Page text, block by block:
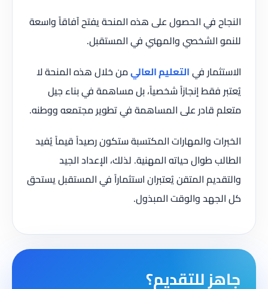
النجاح في الحصول على هذه المنحة يفتح آفاقاً واسعة
للنمو الشخصي والمهني في المستقبل.
الاستثمار فيالتعليم العاليمن خلال هذه المنحة لا
يُعتبر فقط إنجازاً شخصياً، بل مساهمة في بناء جيل
متعلم قادر على المساهمة في تطوير مجتمعه ووطنه.
الخبرات والمهارات المكتسبة ستكون رصيداً قيماً يُفيد
الطالب طوال حياته المهنية. لذلك، الإعداد الجيد
والتقديم المتقن يُعتبران استثماراً في المستقبل يستحق
كل الجهد والوقت المبذول.
جاهز للتقديم؟